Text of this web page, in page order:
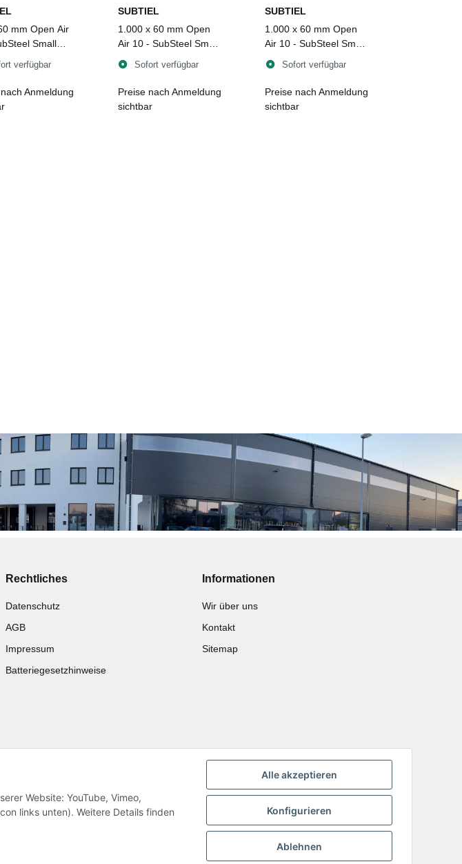
Alle akzeptieren
Konfigurieren
Ablehnen
Website: YouTube, Vimeo,
links unten). Weitere Details finden
mm Open Air
Small
weiß
verfügbar
Anmeldung
SUBTIEL
1.000 x 60 mm Open
Air 10 - SubSteel Small
Luftgitter, schwarz
Sofort verfügbar
Preise nach Anmeldung
sichtbar
SUBTIEL
1.000 x 60 mm Open
Air 10 - SubSteel Small
Luftgitter, weiß
Sofort verfügbar
Preise nach Anmeldung
sichtbar
Rechtliches
Datenschutz
AGB
Impressum
Batteriegesetzhinweise
Informationen
Wir über uns
Kontakt
Sitemap
Preisliste anschauen